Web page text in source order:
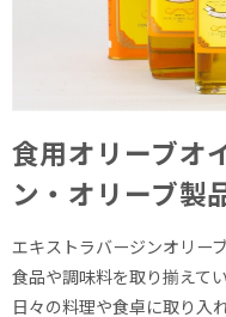
食用オリーブオ
ン・オリーブ製
エキストラバージンオリー
食品や調味料を取り揃えてい
日々の料理や食卓に取り入